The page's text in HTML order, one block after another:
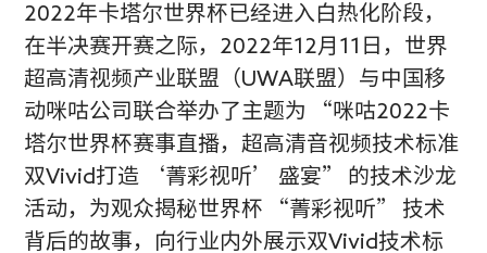
2022年卡塔尔世界杯已经进入白热化阶段，
在半决赛开赛之际，2022年12月11日，世界
超高清视频产业联盟（UWA联盟）与中国移
动咪咕公司联合举办了主题为 “咪咕2022卡
塔尔世界杯赛事直播，超高清音视频技术标准
双Vivid打造 ‘菁彩视听’ 盛宴” 的技术沙龙
活动，为观众揭秘世界杯 “菁彩视听” 技术
背后的故事，向行业内外展示双Vivid技术标